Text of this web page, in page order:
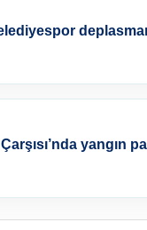
yangın